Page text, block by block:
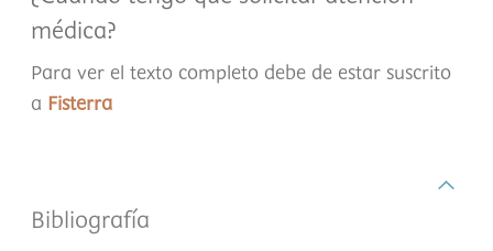
médica?
Para ver el texto completo debe de estar suscrito
a Fisterra
Bibliografía